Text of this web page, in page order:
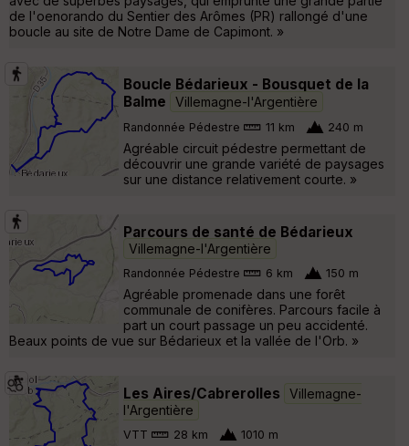
de l'oenorando du Sentier des Arômes (PR) rallongé d'une
boucle au site de Notre Dame de Capimont. »
Boucle Bédarieux - Bousquet de la
Balme
Villemagne-l'Argentière
Randonnée Pédestre 11 km 240 m
Agréable circuit pédestre permettant de
découvrir une grande variété de paysages
sur une distance relativement courte. »
Parcours de santé de Bédarieux
Villemagne-l'Argentière
Randonnée Pédestre 6 km 150 m
Agréable promenade dans une forêt
communale de conifères. Parcours facile à
part un court passage un peu accidenté.
Beaux points de vue sur Bédarieux et la vallée de l'Orb. »
Les Aires/Cabrerolles
Villemagne-
l'Argentière
VTT 28 km 1010 m